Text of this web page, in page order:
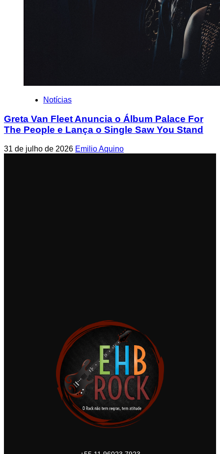
Notícias
Greta Van Fleet Anuncia o Álbum Palace For
The People e Lança o Single Saw You Stand
31 de julho de 2026 Emilio Aquino